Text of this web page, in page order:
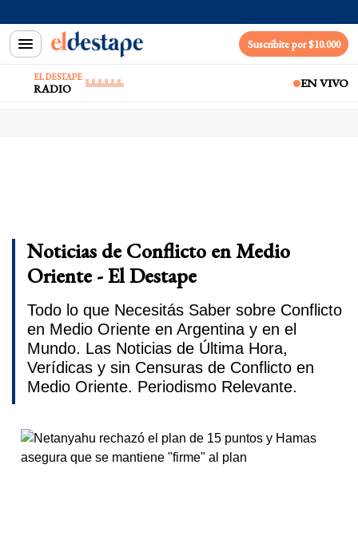
Suscribite por $10.000
EL DESTAPE
RADIO EN VIVO
Noticias de Conflicto en Medio
Oriente - El Destape
Todo lo que Necesitás Saber sobre Conflicto
en Medio Oriente en Argentina y en el
Mundo. Las Noticias de Última Hora,
Verídicas y sin Censuras de Conflicto en
Medio Oriente. Periodismo Relevante.